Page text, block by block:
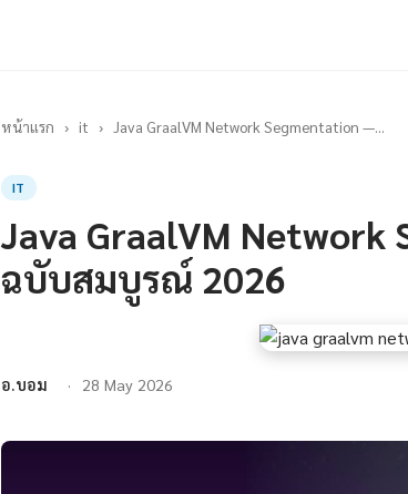
หน้าแรก › it › Java GraalVM Network Segmentation —...
IT
Java GraalVM
ฉบับสมบูรณ์ 2026
อ.บอม 28 May 2026